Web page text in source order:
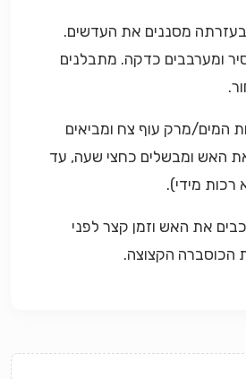
מסננים את העדשים.
ומערבבים כדקה. מתבלנים
המים/מרק עוף צח ומביאים
האש ומבשלים כחצי שעה, עד
מידי).
את האש וזמן קצר לפני
הכוסברה הקצוצה.